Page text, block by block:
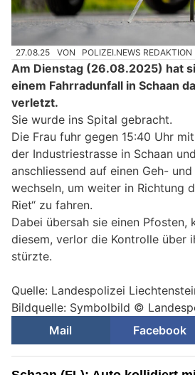
27.08.25 VON POLIZEI.NEWS REDAKTION
Am Dienstag (26.08.2025) hat
einem Fahrradunfall in Schaan
verletzt.
Sie wurde ins Spital gebracht.
Die Frau fuhr gegen 15:40 Uhr
der Industriestrasse in Schaan
anschliessend auf einen Geh-
wechseln, um weiter in Richtung
Riet“ zu fahren.
Dabei übersah sie einen Pfosten,
diesem, verlor die Kontrolle über
stürzte.
Quelle: Landespolizei
Bildquelle: Symbolbild ©
Mail
Facebook